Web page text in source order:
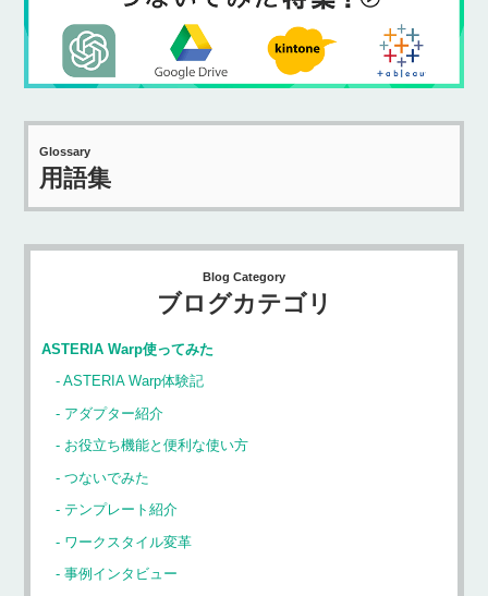
Glossary
用語集
Blog Category
ブログカテゴリ
ASTERIA Warp使ってみた
ASTERIA Warp体験記
アダプター紹介
お役立ち機能と便利な使い方
つないでみた
テンプレート紹介
ワークスタイル変革
事例インタビュー